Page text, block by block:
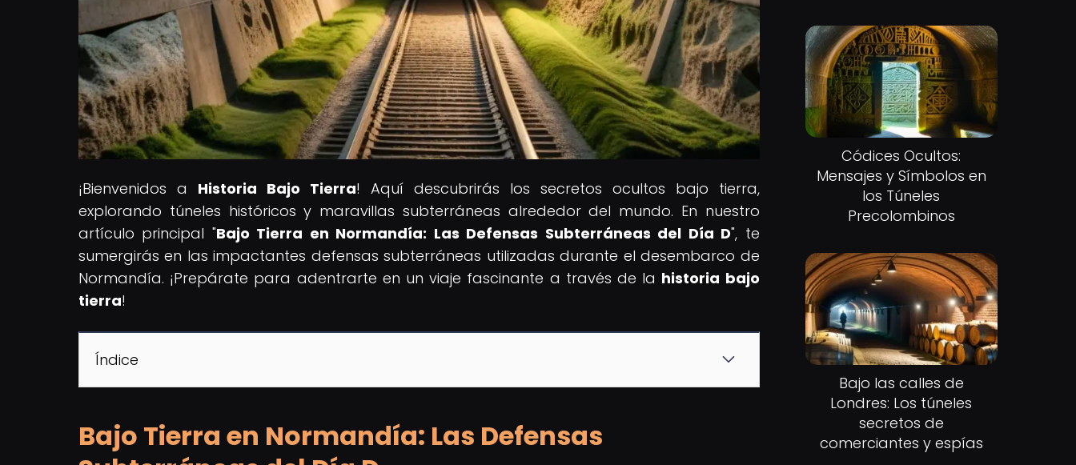
¡Bienvenidos a Historia Bajo Tierra! Aquí descubrirás los secretos ocultos bajo tierra,
explorando túneles históricos y maravillas subterráneas alrededor del mundo. En nuestro
artículo principal "Bajo Tierra en Normandía: Las Defensas Subterráneas del Día D", te
sumergirás en las impactantes defensas subterráneas utilizadas durante el desembarco de
Normandía. ¡Prepárate para adentrarte en un viaje fascinante a través de la historia bajo
tierra!
Índice
Bajo Tierra en Normandía: Las Defensas
Códices Ocultos:
Mensajes y Símbolos en
los Túneles
Precolombinos
Bajo las calles de
Londres: Los túneles
secretos de
comerciantes y espías